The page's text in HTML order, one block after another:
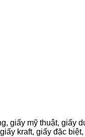
giấy mỹ thuật, giấy
kraft, giấy đặc